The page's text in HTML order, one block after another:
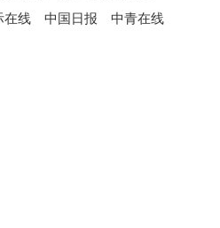
在线 中国日报
中青在线